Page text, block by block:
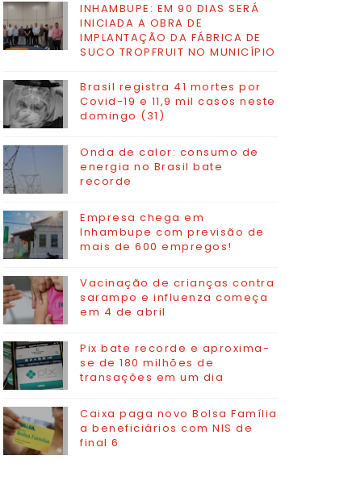
INHAMBUPE: EM 90 DIAS SERÁ
INICIADA A OBRA DE
IMPLANTAÇÃO DA FÁBRICA DE
SUCO TROPFRUIT NO MUNICÍPIO
Brasil registra 41 mortes por
Covid-19 e 11,9 mil casos neste
domingo (31)
Onda de calor: consumo de
energia no Brasil bate
recorde
Empresa chega em
Inhambupe com previsão de
mais de 600 empregos!
Vacinação de crianças contra
sarampo e influenza começa
em 4 de abril
Pix bate recorde e aproxima-
se de 180 milhões de
transações em um dia
Caixa paga novo Bolsa Família
a beneficiários com NIS de
final 6